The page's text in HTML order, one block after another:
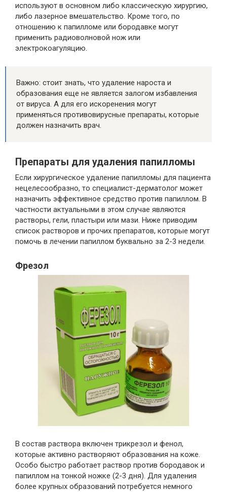
используют в основном либо классическую хирургию,
либо лазерное вмешательство. Кроме того, по
отношению к папилломе или бородавке могут
применить радиоволновой нож или
электрокоагуляцию.
Важно: стоит знать, что удаление нароста и
образования еще не является залогом избавления
от вируса. А для его искоренения могут
применяться противовирусные препараты, которые
должен назначить врач.
Препараты для удаления папилломы
Если хирургическое удаление папилломы для пациента
нецелесообразно, то специалист-дерматолог может
назначить эффективное средство против папиллом. В
частности актуальными в этом случае являются
растворы, гели, пластыри или мази. Ниже приводим
список растворов и прочих препаратов, которые могут
помочь в лечении папиллом буквально за 2-3 недели.
Фрезол
В состав раствора включен трикрезол и фенол,
которые активно растворяют образования на коже.
Особо быстро работает раствор против бородавок и
папиллом на тонкой ножке (2-3 дня). Для удаления
более крупных образований потребуется немного